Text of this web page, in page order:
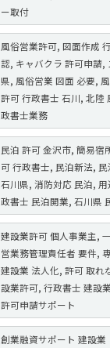
ー取付
風俗営業許可, 図面作成
認, キャバクラ 許可申請,
県, 風俗営業 図面 必要,
許可 行政書士 石川, 北陸
政書士業務
民泊 許可 金沢市, 簡易宿
可 行政書士, 民泊新法,
石川県, 消防対応 民泊,
政書士 民泊開業, 石川県
建設業許可 個人事業主,
営業務管理責任者 要件,
建設業 法人化, 許可 取れ
設業許可, 行政書士 建設
許可申請サポート
創業融資サポート 建設